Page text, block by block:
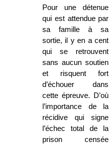
Pour une détenue
qui est attendue par
sa famille à sa
sortie, il y en a cent
qui se retrouvent
sans aucun soutien
et risquent fort
d’échouer dans
cette épreuve. D’où
l’importance de la
récidive qui signe
l’échec total de la
prison censée